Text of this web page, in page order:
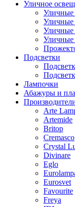
Уличное
Уличные
Уличные
Уличные
Уличные
Подсветки
Лампочки
Абажуры и
Arte
Artemide
Britop
Cremasco
Crystal
Divinare
Eglo
Eurosvet
Favourite
Freya